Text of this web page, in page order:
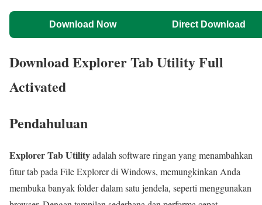
Download Now Direct Download
Download Explorer Tab Utility Full
Activated
Pendahuluan
Explorer Tab Utilityadalah software ringan yang menambahkan
fitur tab pada File Explorer di Windows, memungkinkan Anda
membuka banyak folder dalam satu jendela, seperti menggunakan